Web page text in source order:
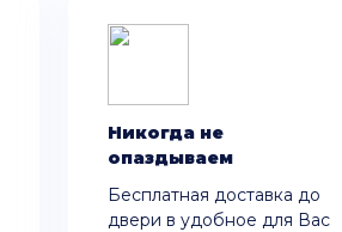
Никогда не
опаздываем
Бесплатная доставка до
двери в удобное для Вас